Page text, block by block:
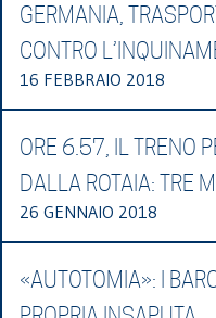
GERMANIA,
CONTRO
16 FEBBRAIO 2018
ORE 6.57, IL TRENO
DALLA ROTAIA: TRE
26 GENNAIO 2018
«AUTOTOMIA»: I